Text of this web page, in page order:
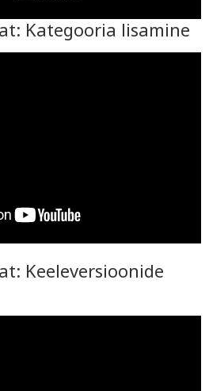
Kategooria lisamine
Keeleversioonide